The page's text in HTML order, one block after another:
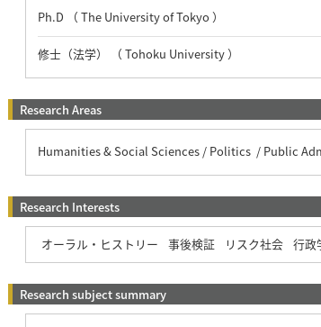
Ph.D （ The University of Tokyo ）
修士（法学） （ Tohoku University ）
Research Areas
Humanities & Social Sciences / Politics / Public
Research Interests
オーラル・ヒストリー 事後検証 リスク社会 行政
Research subject summary